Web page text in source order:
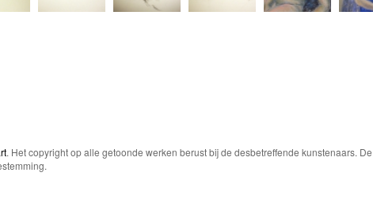
. Het copyright op alle getoonde werken berust bij de desbetreffende kunstenaars.